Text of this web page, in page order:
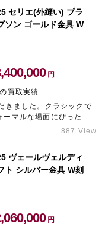
セリエ(外縫い) ブラ
ソン ゴールド金具 W
円
買取実績
きました。クラシックで
マルな場面にぴったり
を完全新品の状態でお持
」までお気軽にお問い
887 View
ヴェールヴェルディ
ト シルバー金具 W刻
円